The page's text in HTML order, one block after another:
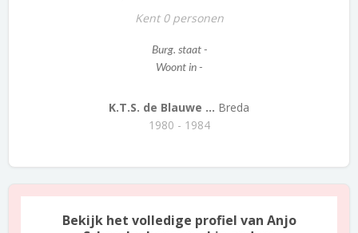
Kent 0 personen
Burg. staat -
Woont in -
K.T.S. de Blauwe ... Breda
1980 - 1984
Bekijk het volledige profiel van Anjo